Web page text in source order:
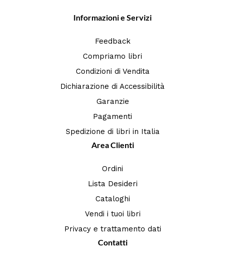
Informazioni e Servizi
Feedback
Compriamo libri
Condizioni di Vendita
Dichiarazione di Accessibilità
Garanzie
Pagamenti
Spedizione di libri in Italia
Area Clienti
Ordini
Lista Desideri
Cataloghi
Vendi i tuoi libri
Privacy e trattamento dati
Contatti